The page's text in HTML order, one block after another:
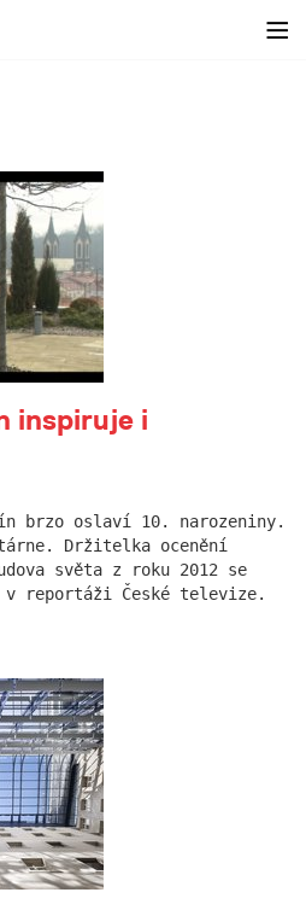
inspiruje i
brzo oslaví 10. narozeniny.
Držitelka ocenění
světa z roku 2012 se
v reportáži České televize.